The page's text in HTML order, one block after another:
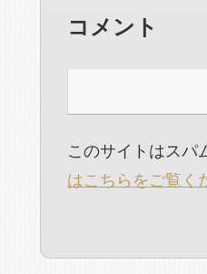
コメント
このサイトはスパ
はこちらをご覧く